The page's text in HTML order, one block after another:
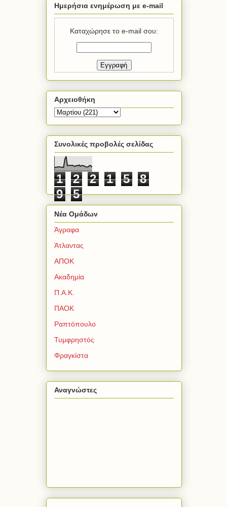
Ημερήσια ενημέρωση με e-mail
Καταχώρησε το e-mail σου:
Αρχειοθήκη
Συνολικές προβολές σελίδας
1 2 2 1 5
8
9
5
Νέα Ομάδων
Άγραφα
Άτλαντας
ΑΠΟΚ
Ακαδημία
Π.Α.Κ.
ΠΑΟΚ
Ραπτόπουλο
Τυμφρηστός
Φραγκίστα
Αναγνώστες